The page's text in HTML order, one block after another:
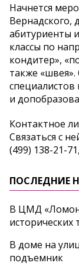
Начнется
Вернадского,
абитуриенты
классы по
кондитер»,
также «швея».
специалистов
и
Контактное
Связаться с
(499) 138-21-
ПОСЛЕДНИЕ
В ЦМД
исторических
В доме на
подъемник